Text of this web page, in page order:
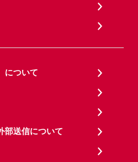
について
部送信について